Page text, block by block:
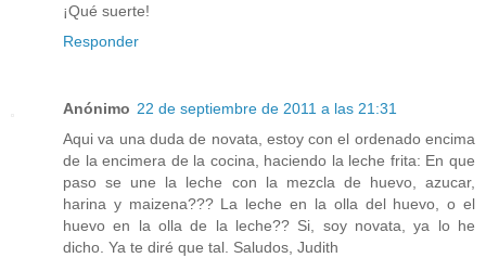
¡Qué suerte!
Responder
Anónimo 22 de septiembre de 2011 a las 21:31
Aqui va una duda de novata, estoy con el ordenado encima
de la encimera de la cocina, haciendo la leche frita: En que
paso se une la leche con la mezcla de huevo, azucar,
harina y maizena??? La leche en la olla del huevo, o el
huevo en la olla de la leche?? Si, soy novata, ya lo he
dicho. Ya te diré que tal. Saludos, Judith